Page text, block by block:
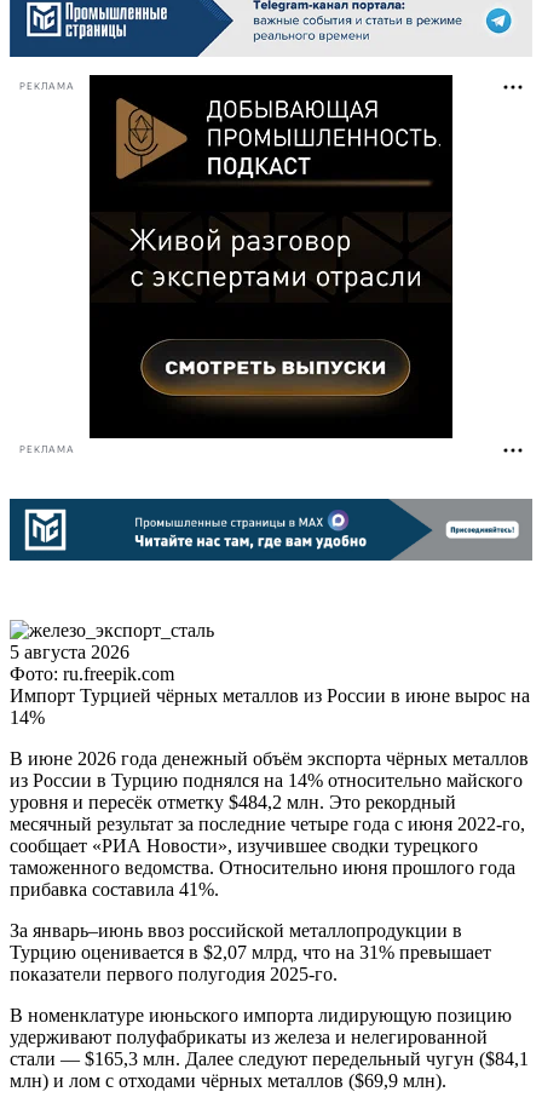
РЕКЛАМА
РЕКЛАМА
5 августа 2026
Фото: ru.freepik.com
Импорт Турцией чёрных металлов из России в июне вырос на
14%
В июне 2026 года денежный объём экспорта чёрных металлов
из России в Турцию поднялся на 14% относительно майского
уровня и пересёк отметку $484,2 млн. Это рекордный
месячный результат за последние четыре года с июня 2022-го,
сообщает «РИА Новости», изучившее сводки турецкого
таможенного ведомства. Относительно июня прошлого года
прибавка составила 41%.
За январь–июнь ввоз российской металлопродукции в
Турцию оценивается в $2,07 млрд, что на 31% превышает
показатели первого полугодия 2025-го.
В номенклатуре июньского импорта лидирующую позицию
удерживают полуфабрикаты из железа и нелегированной
стали — $165,3 млн. Далее следуют передельный чугун ($84,1
млн) и лом с отходами чёрных металлов ($69,9 млн).